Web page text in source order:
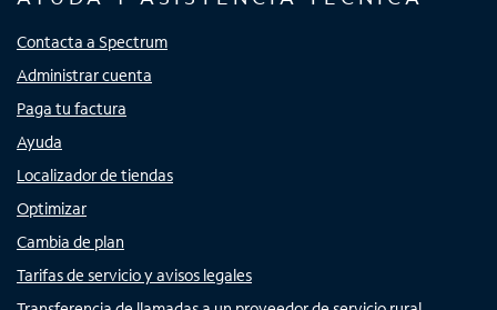
Contacta a Spectrum
Administrar cuenta
Paga tu factura
Ayuda
Localizador de tiendas
Optimizar
Cambia de plan
Tarifas de servicio y avisos legales